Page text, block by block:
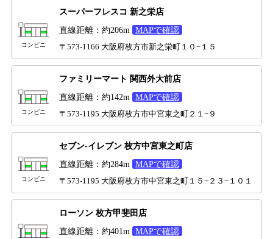
コンビニ
スーパーフレスコ 新之栄店
直線距離：約206m
MAPで確認
〒573-1166 大阪府枚方市新之栄町１０−１５
コンビニ
ファミリーマート 関西外大前店
直線距離：約142m
MAPで確認
〒573-1195 大阪府枚方市中宮東之町２１−９
コンビニ
セブン-イレブン 枚方中宮東之町店
直線距離：約284m
MAPで確認
〒573-1195 大阪府枚方市中宮東之町１５−２３−１０１
ローソン 枚方甲斐田店
直線距離：約401m
MAPで確認